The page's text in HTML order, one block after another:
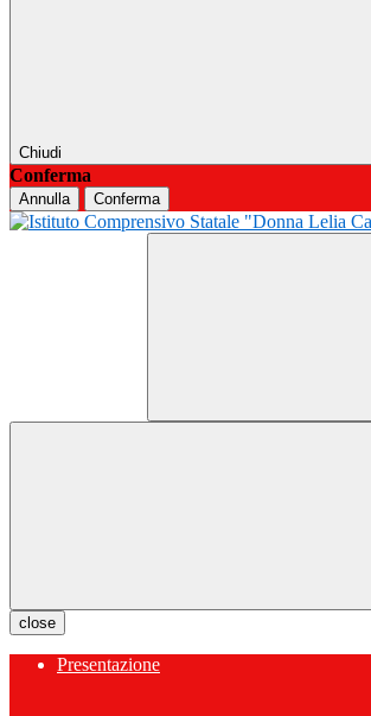
Chiudi
Conferma
Annulla Conferma
close
Presentazione